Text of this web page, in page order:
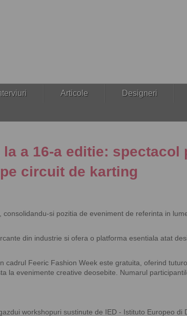
Articole Designeri
a 16-a editie: spectacol
circuit de karting
si pozitia de eveniment de referinta in
din industrie si ofera o platforma esentiala atat
cadrul Feeric Fashion Week este gratuita, oferind
la evenimente creative deosebite. Numarul
workshopuri sustinute de IED - Istituto Europeo di